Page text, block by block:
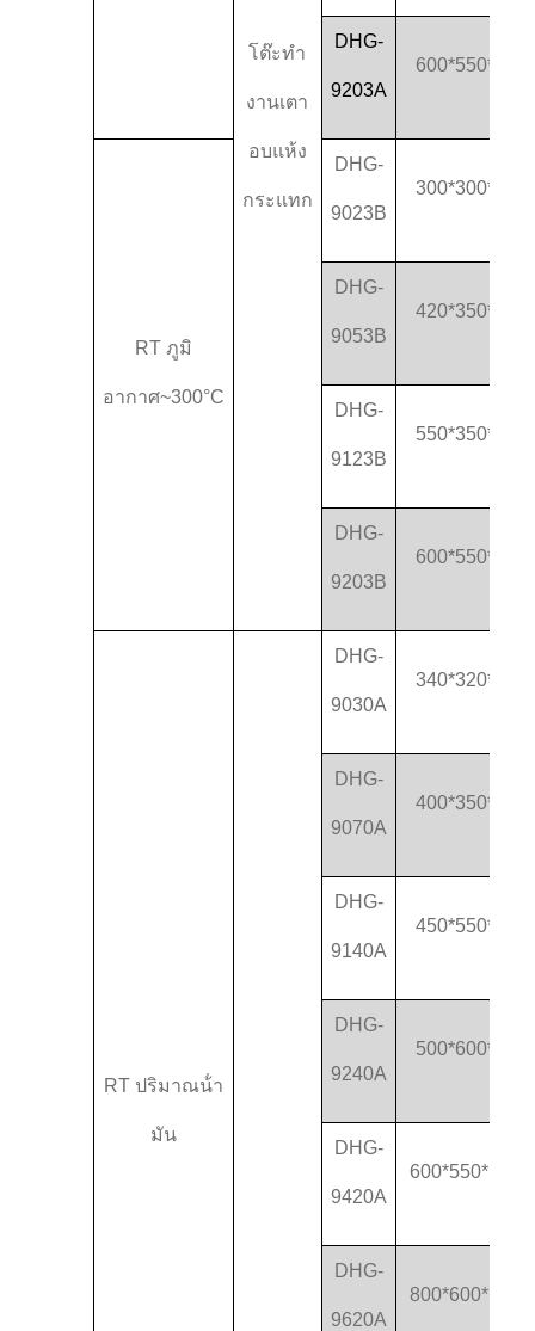
โต๊ะทํา
งานเตา
อบแห้ง
กระแทก
DHG-
9203A
600*550*600
RT ภูมิ
อากาศ~300°C
DHG-
9023B
300*300*270
DHG-
9053B
420*350*350
DHG-
9123B
550*350*550
DHG-
9203B
600*550*600
RT ปริมาณน้ํา
มัน
DHG-
9030A
340*320*320
DHG-
9070A
400*350*500
DHG-
9140A
450*550*550
DHG-
9240A
500*600*750
DHG-
9420A
600*550*1300
DHG-
9620A
800*600*1300